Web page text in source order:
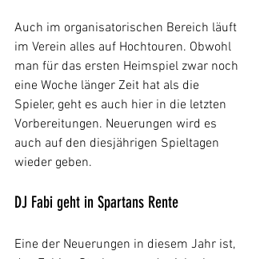
Auch im organisatorischen Bereich läuft
im Verein alles auf Hochtouren. Obwohl
man für das ersten Heimspiel zwar noch
eine Woche länger Zeit hat als die
Spieler, geht es auch hier in die letzten
Vorbereitungen. Neuerungen wird es
auch auf den diesjährigen Spieltagen
wieder geben.
DJ Fabi geht in Spartans Rente
Eine der Neuerungen in diesem Jahr ist,